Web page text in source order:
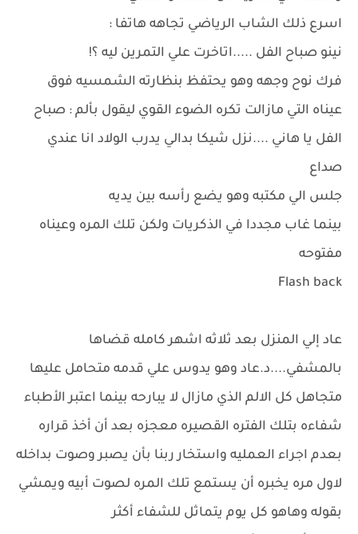
اسرع ذلك الشاب الرياضي تجاهه هاتفا :
نينو صباح الفل .....اتاخرت علي التمرين ليه ؟!
فرك نوح وجهه وهو يحتفظ بنظارته الشمسيه فوق
عيناه التي مازالت تكره الضوء القوي ليقول بألم : صباح
الفل يا هاني ....نزل شيكا بدالي يدرب الولاد انا عندي
صداع
جلس الي مكتبه وهو يضع رأسه بين يديه
بينما غاب مجددا في الذكريات ولكن تلك المره وعيناه
مفتوحه
Flash back
عاد إلي المنزل بعد ثلاثه اشهر كامله قضاها
بالمشفي....د.عاد وهو يدوس علي قدمه متحامل عليها
متجاهل كل الالم الذي مازال لا يبارحه بينما اعتبر الأطباء
شفاءه بتلك الفتره القصيره معجزه بعد أن أخذ قراره
بعدم اجراء العمليه واستخار ربنا بأن يصبر وصوت بداخله
لاول مره يخبره أن يستمع تلك المره لصوت أبيه ويمشي
بقوله وهاهو كل يوم يتماثل للشفاء أكثر